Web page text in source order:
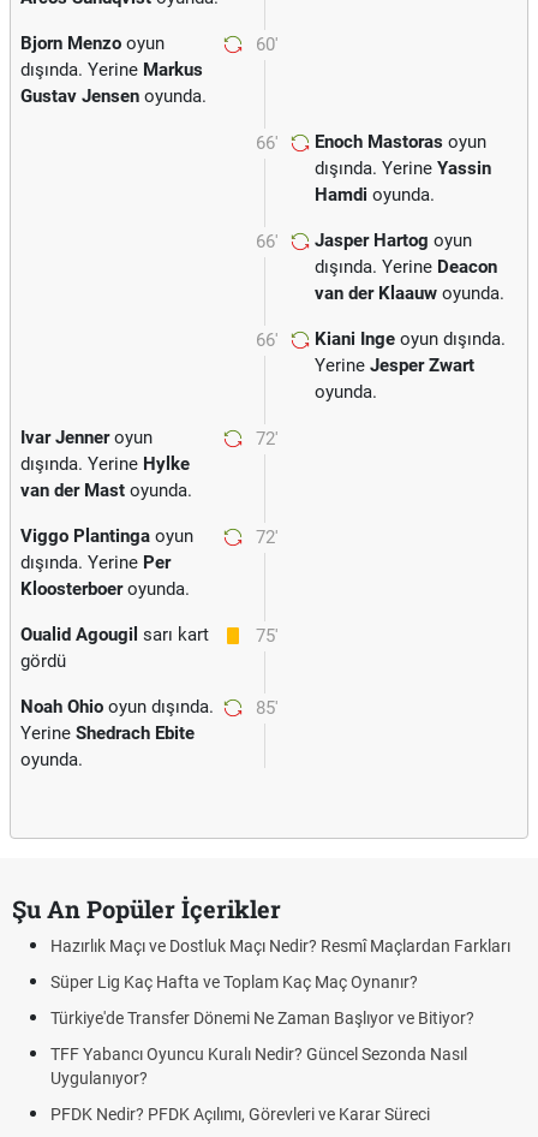
60'
Bjorn Menzo oyun
dışında. Yerine Markus
Gustav Jensen oyunda.
66' Enoch Mastoras oyun
dışında. Yerine Yassin
Hamdi oyunda.
66' Jasper Hartog oyun
dışında. Yerine Deacon
van der Klaauw oyunda.
66' Kiani Inge oyun dışında.
Yerine Jesper Zwart
oyunda.
72'
Ivar Jenneroyun
dışında. Yerine Hylke
van der Mast oyunda.
72'
Viggo Plantinga oyun
dışında. Yerine Per
Kloosterboeroyunda.
75'
Oualid Agougil sarı kart
gördü
85'
Noah Ohio oyun dışında.
Yerine Shedrach Ebite
oyunda.
Şu An Popüler İçerikler
Hazırlık Maçı ve Dostluk Maçı Nedir? Resmî Maçlardan Farkları
Süper Lig Kaç Hafta ve Toplam Kaç Maç Oynanır?
Türkiye'de Transfer Dönemi Ne Zaman Başlıyor ve Bitiyor?
TFF Yabancı Oyuncu Kuralı Nedir? Güncel Sezonda Nasıl
Uygulanıyor?
PFDK Nedir? PFDK Açılımı, Görevleri ve Karar Süreci